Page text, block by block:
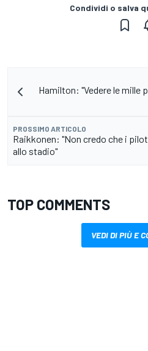
Condividi o salva
Hamilton: "Vedere le mille
PROSSIMO ARTICOLO
Raikkonen: "Non credo che i
allo stadio"
TOP COMMENTS
VEDI DI PIÙ E